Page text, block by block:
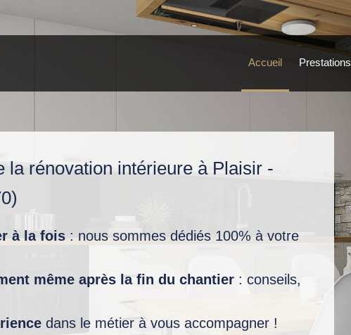
Accueil Prestations
la rénovation intérieure à Plaisir -
à la fois : nous sommes dédiés 100% à votre
même après la fin du chantier : conseils,
dans le métier à vous accompagner !